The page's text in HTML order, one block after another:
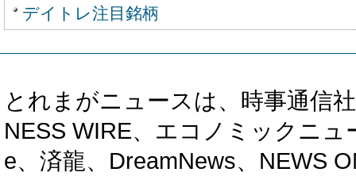
デイトレ注目銘柄
とれまがニュースは、時事通信
NESS WIRE、エコノミックニ
e、済龍、DreamNews、NEWS